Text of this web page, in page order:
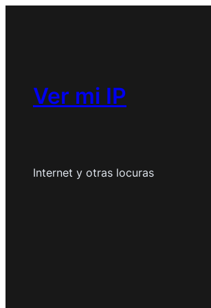
Ver mi IP
Internet y otras locuras